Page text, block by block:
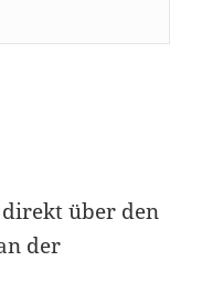
über den
der